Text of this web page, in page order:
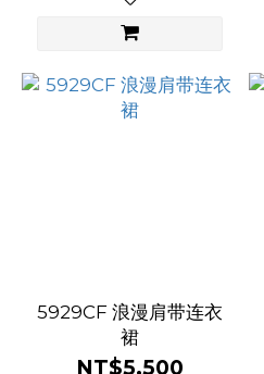
5929CF 浪漫肩带连衣
裙
NT$5,500